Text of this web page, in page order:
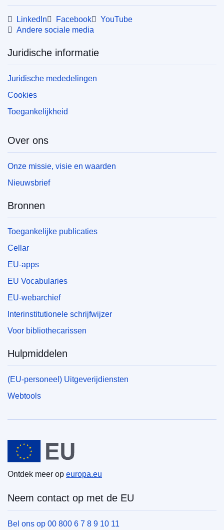
LinkedIn Facebook
YouTube
Andere sociale media
Juridische informatie
Juridische mededelingen
Cookies
Toegankelijkheid
Over ons
Onze missie, visie en waarden
Nieuwsbrief
Bronnen
Toegankelijke publicaties
Cellar
EU-apps
EU Vocabularies
EU-webarchief
Interinstitutionele schrijfwijzer
Voor bibliothecarissen
Hulpmiddelen
(EU-personeel) Uitgeverijdiensten
Webtools
Europese Unie
Ontdek meer op europa.eu
Neem contact op met de EU
Bel ons op 00 800 6 7 8 9 10 11